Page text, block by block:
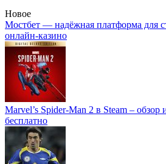
Новое
Мостбет — надёжная платформа для
онлайн-казино
Marvel’s Spider-Man 2 в Steam – обзор
бесплатно